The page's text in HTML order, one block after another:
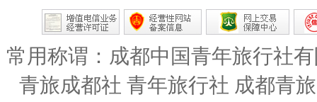
常用称谓：成都中国青年旅行社
青旅成都社 青年旅行社 成都青